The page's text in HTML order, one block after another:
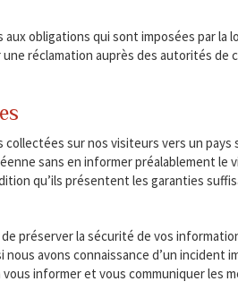
obligations qui sont imposées par la
réclamation auprès des autorités de
sur nos visiteurs vers un pays
sans en informer préalablement
qu’ils présentent les garanties
préserver la sécurité de vos
avons connaissance d’un incident
informer et vous communiquer les